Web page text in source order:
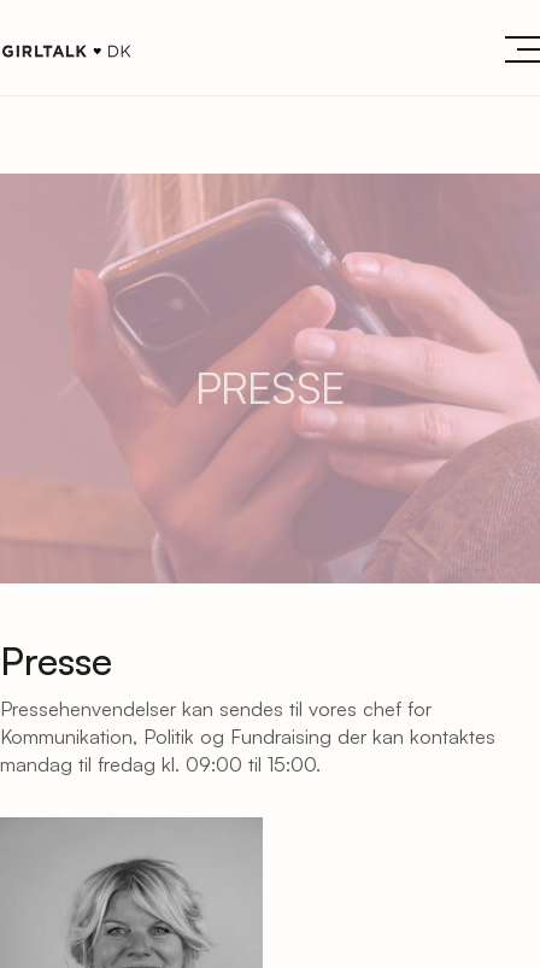
PRESSE
Presse
Pressehenvendelser kan sendes til vores chef for
Kommunikation, Politik og Fundraising der kan kontaktes
mandag til fredag kl. 09:00 til 15:00.